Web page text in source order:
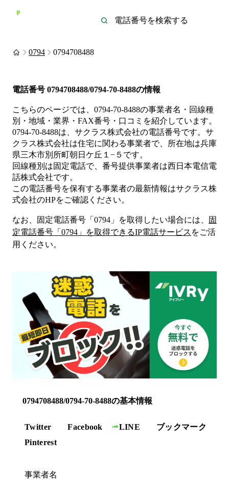
0794 0794708488
電話番号 0794708488/0794-70-8488の情報
こちらのページでは、 0794-70-8488の事業者名・回線種
別・地域・業界・FAX番号・口コミを紹介しています。
0794-70-8488は、 サクラス株式会社の電話番号です。 サ
クラス株式会社は住宅に関わる事業者で、所在地は兵庫
県三木市別所町朝日ケ丘１−５ です。
回線種別は固定電話で、番号提供事業者は西日本電信電
話株式会社です。
この電話番号を保有する事業者の最新情報はサクラス株
式会社のHPをご確認ください。
なお、固定電話番号「 0794 」を取得したい場合には、
固
定電話番号「 0794 」を取得できるIP電話サービス をご活
用ください。
0794708488/0794-70-8488の基本情報
Twitter Facebook LINE
ブックマーク
Pinterest
事業者名